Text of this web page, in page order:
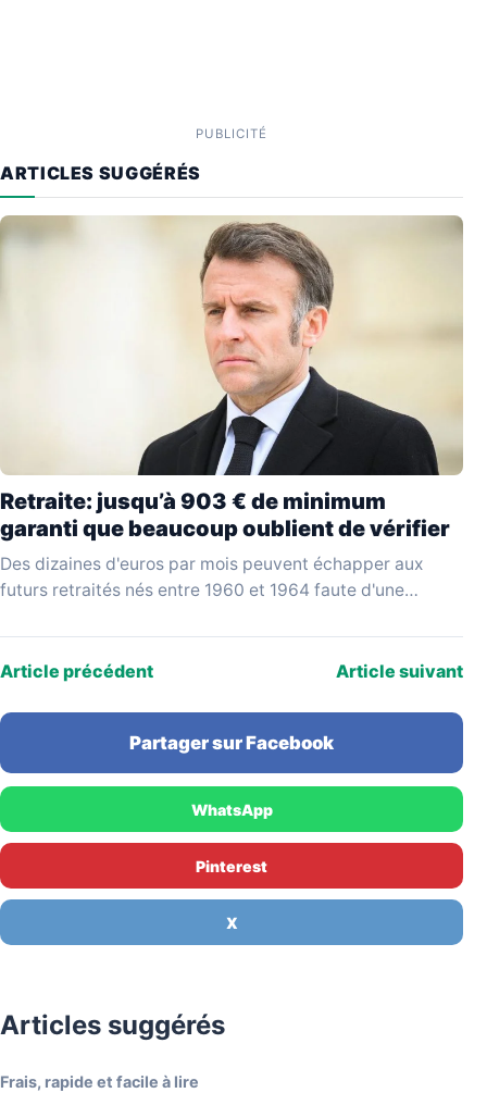
PUBLICITÉ
ARTICLES SUGGÉRÉS
Retraite: jusqu’à 903 € de minimum
garanti que beaucoup oublient de vérifier
Des dizaines d'euros par mois peuvent échapper aux
futurs retraités nés entre 1960 et 1964 faute d'une
Article précédent Article suivant
Partager sur Facebook
WhatsApp
Pinterest
X
Articles suggérés
Frais, rapide et facile à lire